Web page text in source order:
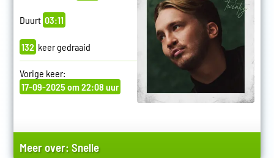
Duurt 03:11
132 keer gedraaid
Vorige keer:
17-09-2025 om 22:08 uur
Meer over:Snelle